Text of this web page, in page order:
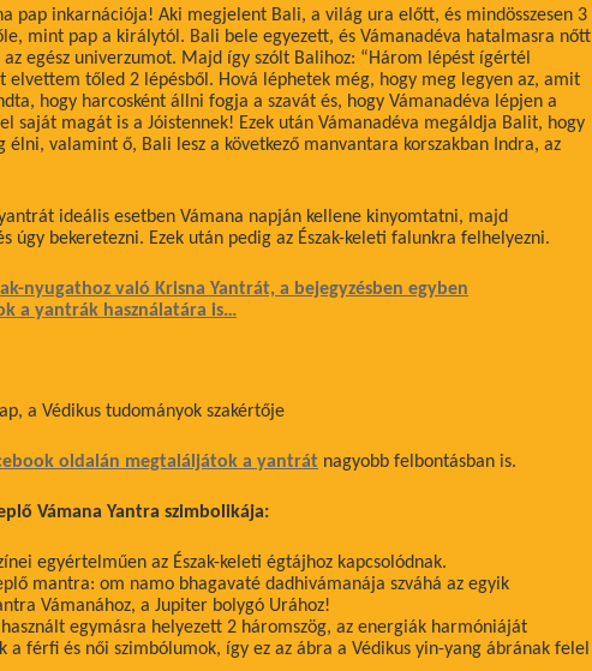
pap inkarnációja! Aki megjelent Bali, a világ ura előtt, és mindösszesen 3
mint pap a királytól. Bali bele egyezett, és Vámanadéva hatalmasra nőtt
egész univerzumot. Majd így szólt Balihoz: “Három lépést ígértél
elvettem tőled 2 lépésből. Hová léphetek még, hogy meg legyen az, amit
hogy harcosként állni fogja a szavát és, hogy Vámanadéva lépjen a
saját magát is a Jóistennek! Ezek után Vámanadéva megáldja Balit, hogy
élni, valamint ő, Bali lesz a következő manvantara korszakban Indra, az
ideális esetben Vámana napján kellene kinyomtatni, majd
úgy bekeretezni. Ezek után pedig az Észak-keleti falunkra felhelyezni.
nyugathoz való Krisna Yantrát, a bejegyzésben egyben
a yantrák használatára is…
a Védikus tudományok szakértője
oldalán megtaláljátok a yantrát nagyobb felbontásban is.
Vámana Yantra szimbolikája:
egyértelműen az Észak-keleti égtájhoz kapcsolódnak.
mantra: om namo bhagavaté dadhivámanája szváhá az egyik
Vámanához, a Jupiter bolygó Urához!
egymásra helyezett 2 háromszög, az energiák harmóniáját
a férfi és női szimbólumok, így ez az ábra a Védikus yin-yang ábrának felel